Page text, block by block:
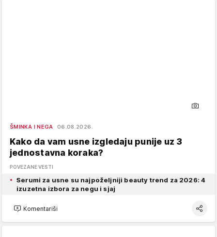
ŠMINKA I NEGA 06.08.2026.
Kako da vam usne izgledaju punije uz 3
jednostavna koraka?
POVEZANE VESTI
Serumi za usne su najpoželjniji beauty trend za 2026: 4
izuzetna izbora za negu i sjaj
Komentariši